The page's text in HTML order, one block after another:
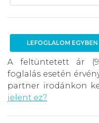
LEFOGLALOM
A feltüntetett ár
foglalás esetén
partner irodánkon
jelent ez?